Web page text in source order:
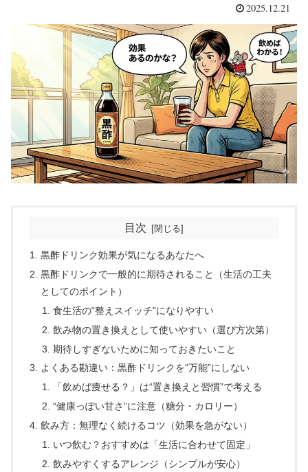
2025.12.21
目次
黒酢ドリンク効果が気になるあなたへ
黒酢ドリンクで一般的に期待されること（生活の工夫
としてのポイント）
食生活の“整えスイッチ”になりやすい
飲み物の置き換えとして使いやすい（選び方次第）
期待しすぎないために知っておきたいこと
よくある勘違い：黒酢ドリンクを“万能”にしない
「飲めば痩せる？」は“置き換えと習慣”で考える
“健康っぽい甘さ”に注意（糖分・カロリー）
飲み方：無理なく続けるコツ（効果を急がない）
いつ飲む？おすすめは「生活に合わせて固定」
飲みやすくするアレンジ（シンプルが安心）